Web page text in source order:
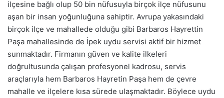
ilçesine bağlı olup 50 bin nüfusuyla birçok ilçe nüfusunu
aşan bir insan yoğunluğuna sahiptir. Avrupa yakasındaki
birçok ilçe ve mahallede olduğu gibi Barbaros Hayrettin
Paşa mahallesinde de İpek uydu servisi aktif bir hizmet
sunmaktadır. Firmanın güven ve kalite ilkeleri
doğrultusunda çalışan profesyonel kadrosu, servis
araçlarıyla hem Barbaros Hayretin Paşa hem de çevre
mahalle ve ilçelere kısa sürede ulaşmaktadır. Böylece uydu